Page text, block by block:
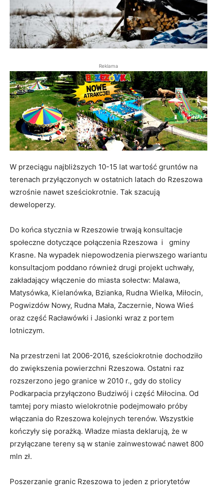
Reklama
W przeciągu najbliższych 10-15 lat wartość gruntów na
terenach przyłączonych w ostatnich latach do Rzeszowa
wzrośnie nawet sześciokrotnie. Tak szacują
deweloperzy.
Do końca stycznia w Rzeszowie trwają konsultacje
społeczne dotyczące połączenia Rzeszowa i gminy
Krasne. Na wypadek niepowodzenia pierwszego wariantu
konsultacjom poddano również drugi projekt uchwały,
zakładający włączenie do miasta sołectw: Malawa,
Matysówka, Kielanówka, Bzianka, Rudna Wielka, Miłocin,
Pogwizdów Nowy, Rudna Mała, Zaczernie, Nowa Wieś
oraz część Racławówki i Jasionki wraz z portem
lotniczym.
Na przestrzeni lat 2006-2016, sześciokrotnie dochodziło
do zwiększenia powierzchni Rzeszowa. Ostatni raz
rozszerzono jego granice w 2010 r., gdy do stolicy
Podkarpacia przyłączono Budziwój i część Miłocina. Od
tamtej pory miasto wielokrotnie podejmowało próby
włączania do Rzeszowa kolejnych terenów. Wszystkie
kończyły się porażką. Władze miasta deklarują, że w
przyłączane tereny są w stanie zainwestować nawet 800
mln zł.
Poszerzanie granic Rzeszowa to jeden z priorytetów